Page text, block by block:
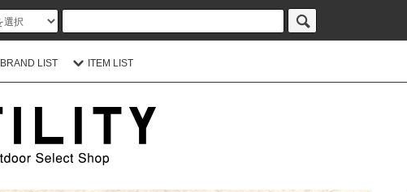
BRAND LIST ITEM LIST